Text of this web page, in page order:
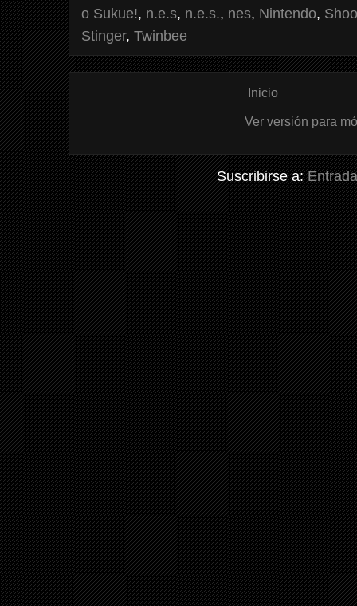
o Sukue!, n.e.s, n.e.s., nes, Nintendo,
Stinger, Twinbee
Inicio
Ver versión para
Suscribirse a: